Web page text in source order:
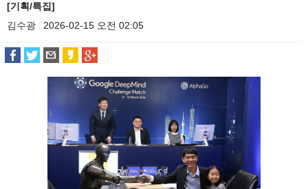
[기획/특집]
김수광
2026-02-15 오전 02:05